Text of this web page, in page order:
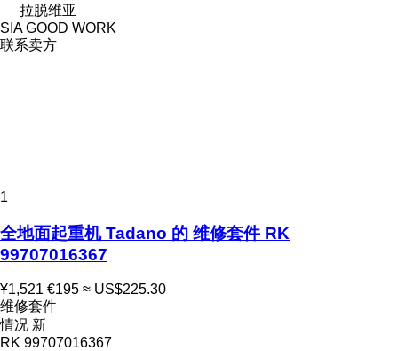
拉脱维亚
SIA GOOD WORK
联系卖方
1
全地面起重机 Tadano 的 维修套件 RK
99707016367
¥1,521 €195 ≈ US$225.30
维修套件
情况 新
RK 99707016367